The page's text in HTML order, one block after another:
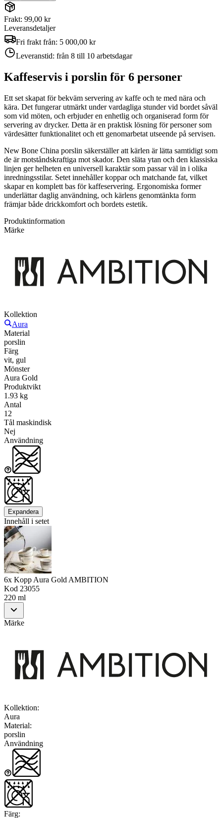
Frakt: 99,00 kr
Leveransdetaljer
Fri frakt från: 5 000,00 kr
Leveranstid: från 8 till 10 arbetsdagar
Kaffeservis i porslin för 6 personer
Ett set skapat för bekväm servering av kaffe och te med nära och
kära. Det fungerar utmärkt under vardagliga stunder vid bordet såväl
som vid möten, och erbjuder en enhetlig och organiserad form för
servering av drycker. Detta är en praktisk lösning för personer som
värdesätter funktionalitet och ett genomarbetat utseende på servisen.
New Bone China porslin säkerställer att kärlen är lätta samtidigt som
de är motståndskraftiga mot skador. Den släta ytan och den klassiska
linjen ger helheten en universell karaktär som passar väl in i olika
inredningsstilar. Setet innehåller koppar och matchande fat, vilket
skapar en komplett bas för kaffeservering. Ergonomiska former
underlättar daglig användning, och kärlens genomtänkta form
främjar både drickkomfort och bordets estetik.
Produktinformation
Märke
Kollektion
Aura
Material
porslin
Färg
vit, gul
Mönster
Aura Gold
Produktvikt
1.93 kg
Antal
12
Tål maskindisk
Nej
Användning
Expandera
Innehåll i setet
6x Kopp Aura Gold AMBITION
Kod 23055
220 ml
Märke
Kollektion:
Aura
Material:
porslin
Användning
Färg: